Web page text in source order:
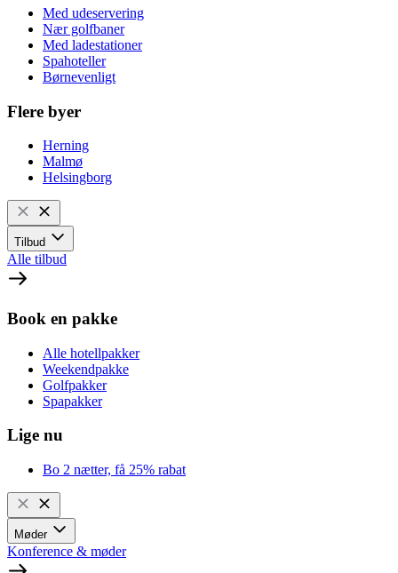
Med udeservering
Nær golfbaner
Med ladestationer
Spahoteller
Børnevenligt
Flere byer
Herning
Malmø
Helsingborg
Tilbud
Alle tilbud
Book en pakke
Alle hotellpakker
Weekendpakke
Golfpakker
Spapakker
Lige nu
Bo 2 nætter, få 25% rabat
Møder
Konference & møder